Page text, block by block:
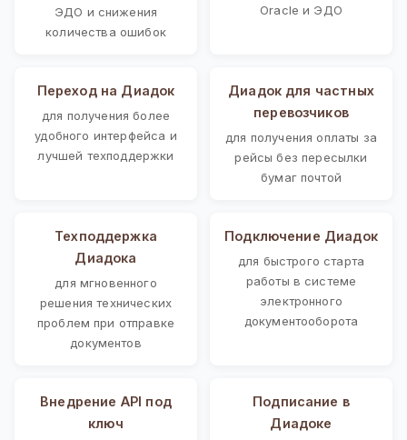
ЭДО и снижения
количества ошибок
Oracle и ЭДО
Переход на Диадок
для получения более
удобного интерфейса и
лучшей техподдержки
Диадок для частных
перевозчиков
для получения оплаты за
рейсы без пересылки
бумаг почтой
Техподдержка
Диадока
для мгновенного
решения технических
проблем при отправке
документов
Подключение Диадок
для быстрого старта
работы в системе
электронного
документооборота
Внедрение API под
ключ
Подписание в
Диадоке